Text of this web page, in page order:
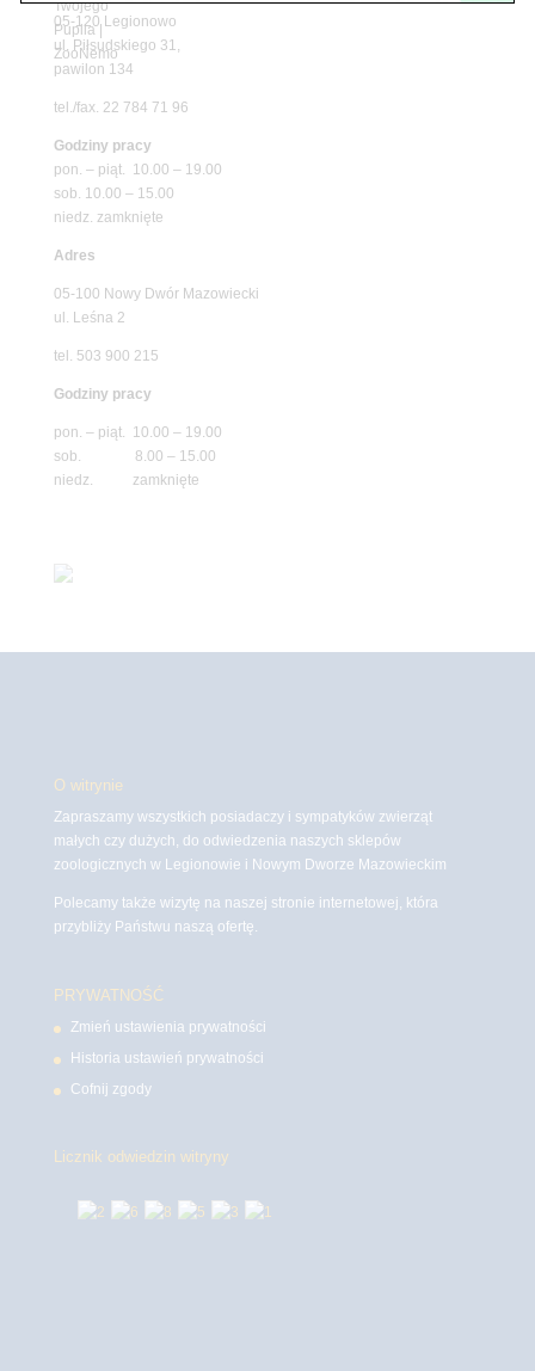
05-120 Legionowo
ul. Piłsudskiego 31,
pawilon 134
tel./fax. 22 784 71 96
Godziny pracy
pon. – piąt. 10.00 – 19.00
sob. 10.00 – 15.00
niedz. zamknięte
Adres
05-100 Nowy Dwór Mazowiecki
ul. Leśna 2
tel. 503 900 215
Godziny pracy
pon. – piąt. 10.00 – 19.00
sob. 8.00 – 15.00
niedz. zamknięte
O witrynie
Zapraszamy wszystkich posiadaczy i sympatyków zwierząt
małych czy dużych, do odwiedzenia naszych sklepów
zoologicznych w Legionowie i Nowym Dworze Mazowieckim
Polecamy także wizytę na naszej stronie internetowej, która
przybliży Państwu naszą ofertę.
PRYWATNOŚĆ
Zmień ustawienia prywatności
Historia ustawień prywatności
Cofnij zgody
Licznik odwiedzin witryny